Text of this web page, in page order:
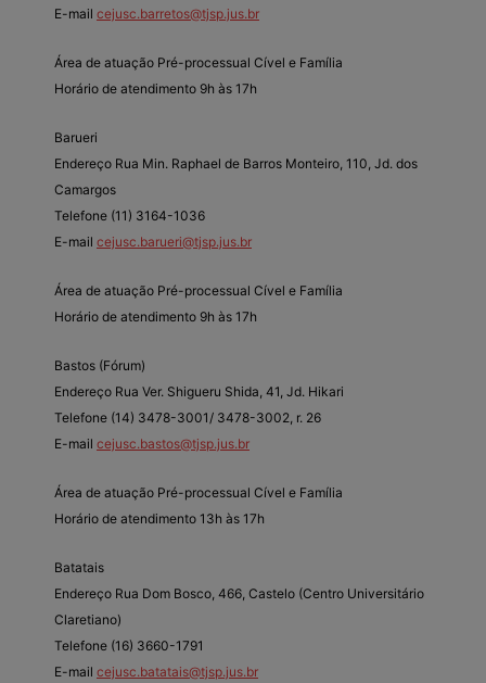
E-mail cejusc.barretos@tjsp.jus.br
Área de atuação Pré-processual Cível e Família
Horário de atendimento 9h às 17h
Barueri
Endereço Rua Min. Raphael de Barros Monteiro, 110, Jd. dos
Camargos
Telefone (11) 3164-1036
E-mail cejusc.barueri@tjsp.jus.br
Área de atuação Pré-processual Cível e Família
Horário de atendimento 9h às 17h
Bastos (Fórum)
Endereço Rua Ver. Shigueru Shida, 41, Jd. Hikari
Telefone (14) 3478-3001/ 3478-3002, r. 26
E-mail cejusc.bastos@tjsp.jus.br
Área de atuação Pré-processual Cível e Família
Horário de atendimento 13h às 17h
Batatais
Endereço Rua Dom Bosco, 466, Castelo (Centro Universitário
Claretiano)
Telefone (16) 3660-1791
E-mail cejusc.batatais@tjsp.jus.br